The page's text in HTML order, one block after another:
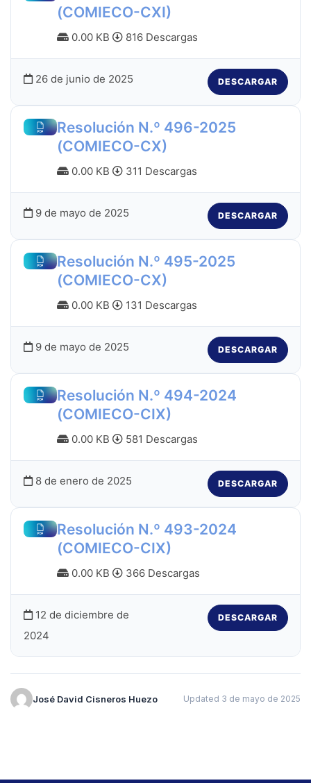
(COMIECO-CXI)
0.00 KB 816 Descargas
26 de junio de 2025 DESCARGAR
Resolución N.º 496-2025
(COMIECO-CX)
0.00 KB 311 Descargas
9 de mayo de 2025 DESCARGAR
Resolución N.º 495-2025
(COMIECO-CX)
0.00 KB 131 Descargas
9 de mayo de 2025 DESCARGAR
Resolución N.º 494-2024
(COMIECO-CIX)
0.00 KB 581 Descargas
8 de enero de 2025 DESCARGAR
Resolución N.º 493-2024
(COMIECO-CIX)
0.00 KB 366 Descargas
12 de diciembre de
2024
DESCARGAR
José David Cisneros Huezo Updated 3 de mayo de 2025